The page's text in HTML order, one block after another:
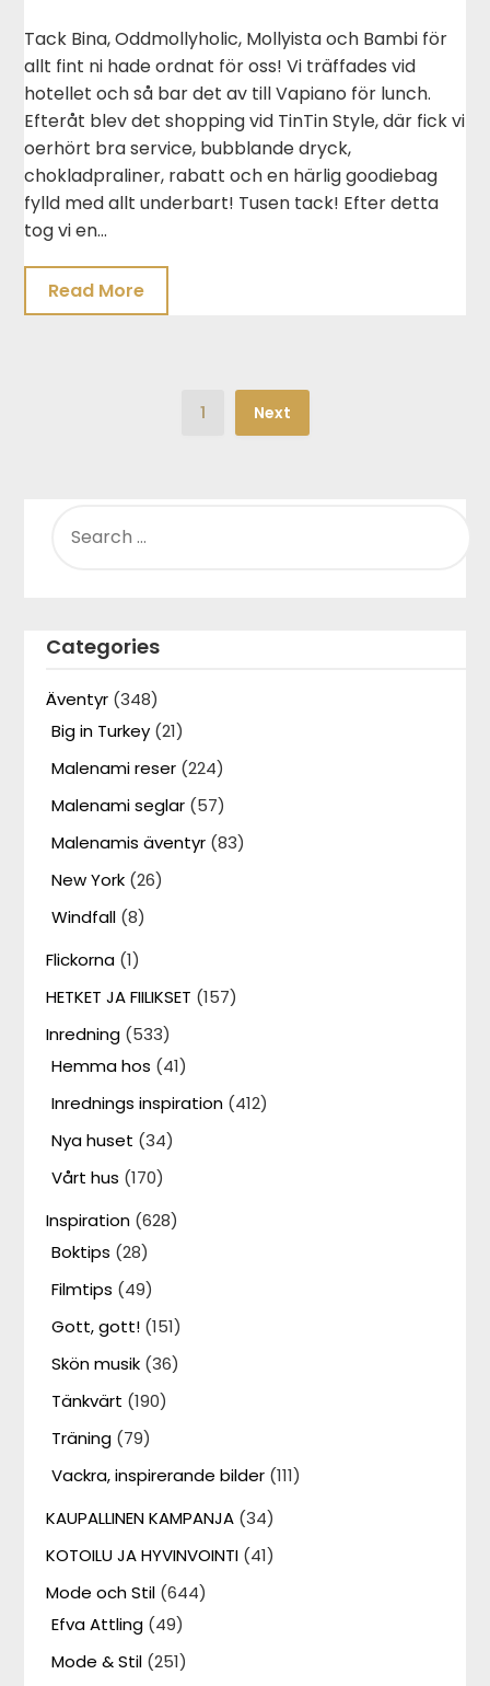
Tack Bina, Oddmollyholic, Mollyista och Bambi för
allt fint ni hade ordnat för oss! Vi träffades vid
hotellet och så bar det av till Vapiano för lunch.
Efteråt blev det shopping vid TinTin Style, där fick vi
oerhört bra service, bubblande dryck,
chokladpraliner, rabatt och en härlig goodiebag
fylld med allt underbart! Tusen tack! Efter detta
tog vi en…
Read More
1 Next
FOR:
Categories
Äventyr (348)
Big in Turkey (21)
Malenami reser (224)
Malenami seglar (57)
Malenamis äventyr (83)
New York (26)
Windfall (8)
Flickorna (1)
HETKET JA FIILIKSET (157)
Inredning (533)
Hemma hos (41)
Inrednings inspiration (412)
Nya huset (34)
Vårt hus (170)
Inspiration (628)
Boktips (28)
Filmtips (49)
Gott, gott! (151)
Skön musik (36)
Tänkvärt (190)
Träning (79)
Vackra, inspirerande bilder (111)
KAUPALLINEN KAMPANJA (34)
KOTOILU JA HYVINVOINTI (41)
Mode och Stil (644)
Efva Attling (49)
Mode & Stil (251)